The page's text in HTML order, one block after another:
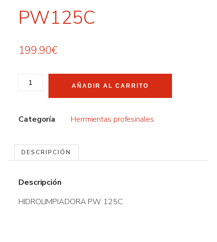
PW125C
199.90€
AÑADIR AL CARRITO
Categoría Herrmientas profesinales
DESCRIPCIÓN
Descripción
HIDROLIMPIADORA PW 125C